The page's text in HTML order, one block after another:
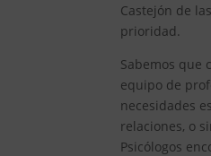
Castejón de
prioridad.
Sabemos que
equipo de
necesidades
relaciones, o
Psicólogos